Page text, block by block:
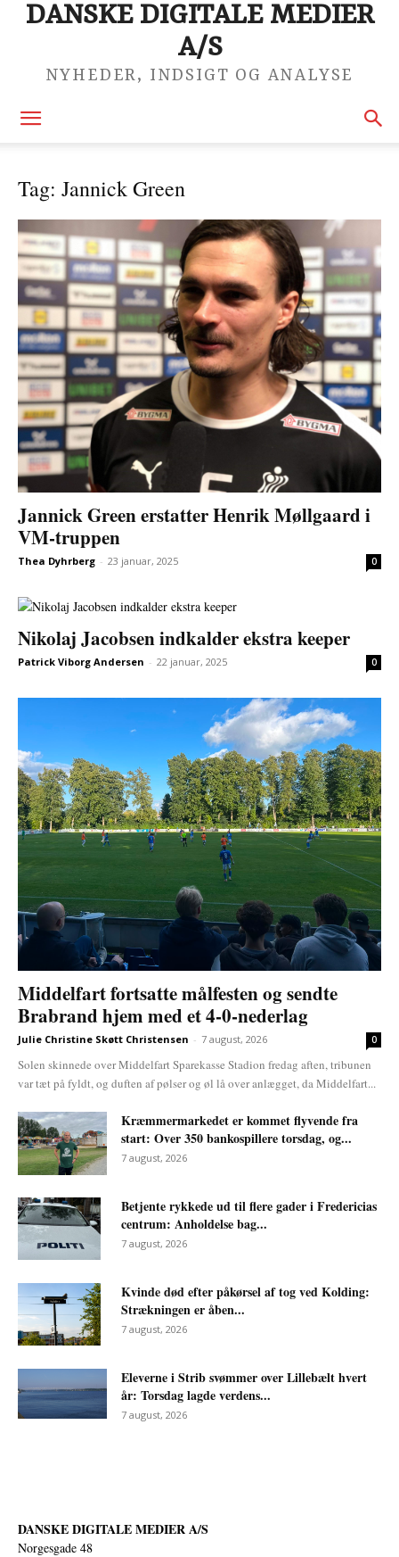
DANSKE DIGITALE MEDIER
A/S
NYHEDER, INDSIGT OG ANALYSE
Tag: Jannick Green
Jannick Green erstatter Henrik Møllgaard i
VM-truppen
Thea Dyhrberg - 23 januar, 2025 0
Nikolaj Jacobsen indkalder ekstra keeper
Patrick Viborg Andersen - 22 januar, 2025 0
Middelfart fortsatte målfesten og sendte
Brabrand hjem med et 4-0-nederlag
Julie Christine Skøtt Christensen - 7 august, 2026 0
Solen skinnede over Middelfart Sparekasse Stadion fredag aften, tribunen
var tæt på fyldt, og duften af pølser og øl lå over anlægget, da Middelfart...
Kræmmermarkedet er kommet flyvende fra
start: Over 350 bankospillere torsdag, og...
7 august, 2026
Betjente rykkede ud til flere gader i Fredericias
centrum: Anholdelse bag...
7 august, 2026
Kvinde død efter påkørsel af tog ved Kolding:
Strækningen er åben...
7 august, 2026
Eleverne i Strib svømmer over Lillebælt hvert
år: Torsdag lagde verdens...
7 august, 2026
DANSKE DIGITALE MEDIER A/S
Norgesgade 48